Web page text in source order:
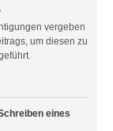
vergeben
um diesen zu
eines